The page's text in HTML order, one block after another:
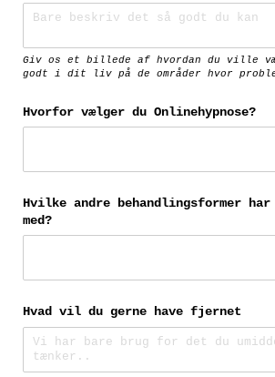
Giv os et billede af hvordan du ville
godt i dit liv på de områder hvor
Hvorfor vælger du Onlinehypnose?
Hvilke andre behandlingsformer
med?
Hvad vil du gerne have fjernet